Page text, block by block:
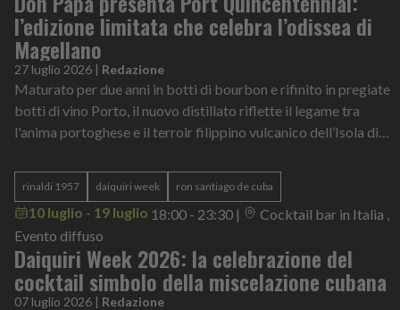
l’edizione limitata che celebra l’odissea di
Magellano
27 luglio 2026 | Redazione
Maturato per due anni in botti di bourbon e rifinito in pregiate
botti di vino Porto, il nuovo distillato riflette il legame tra
l'anima portoghese e il terroir filippino vulcanico dell’Isola di
rinaldi 1957 daiquiri week ron santiago de cuba
10 luglio - 19 luglio 18:00 - 23:30 |
Cocktail bar in Italia ,
Evento diffuso
Daiquiri Week 2026: la celebrazione del
cocktail simbolo della miscelazione cubana
07 luglio 2026 | Redazione